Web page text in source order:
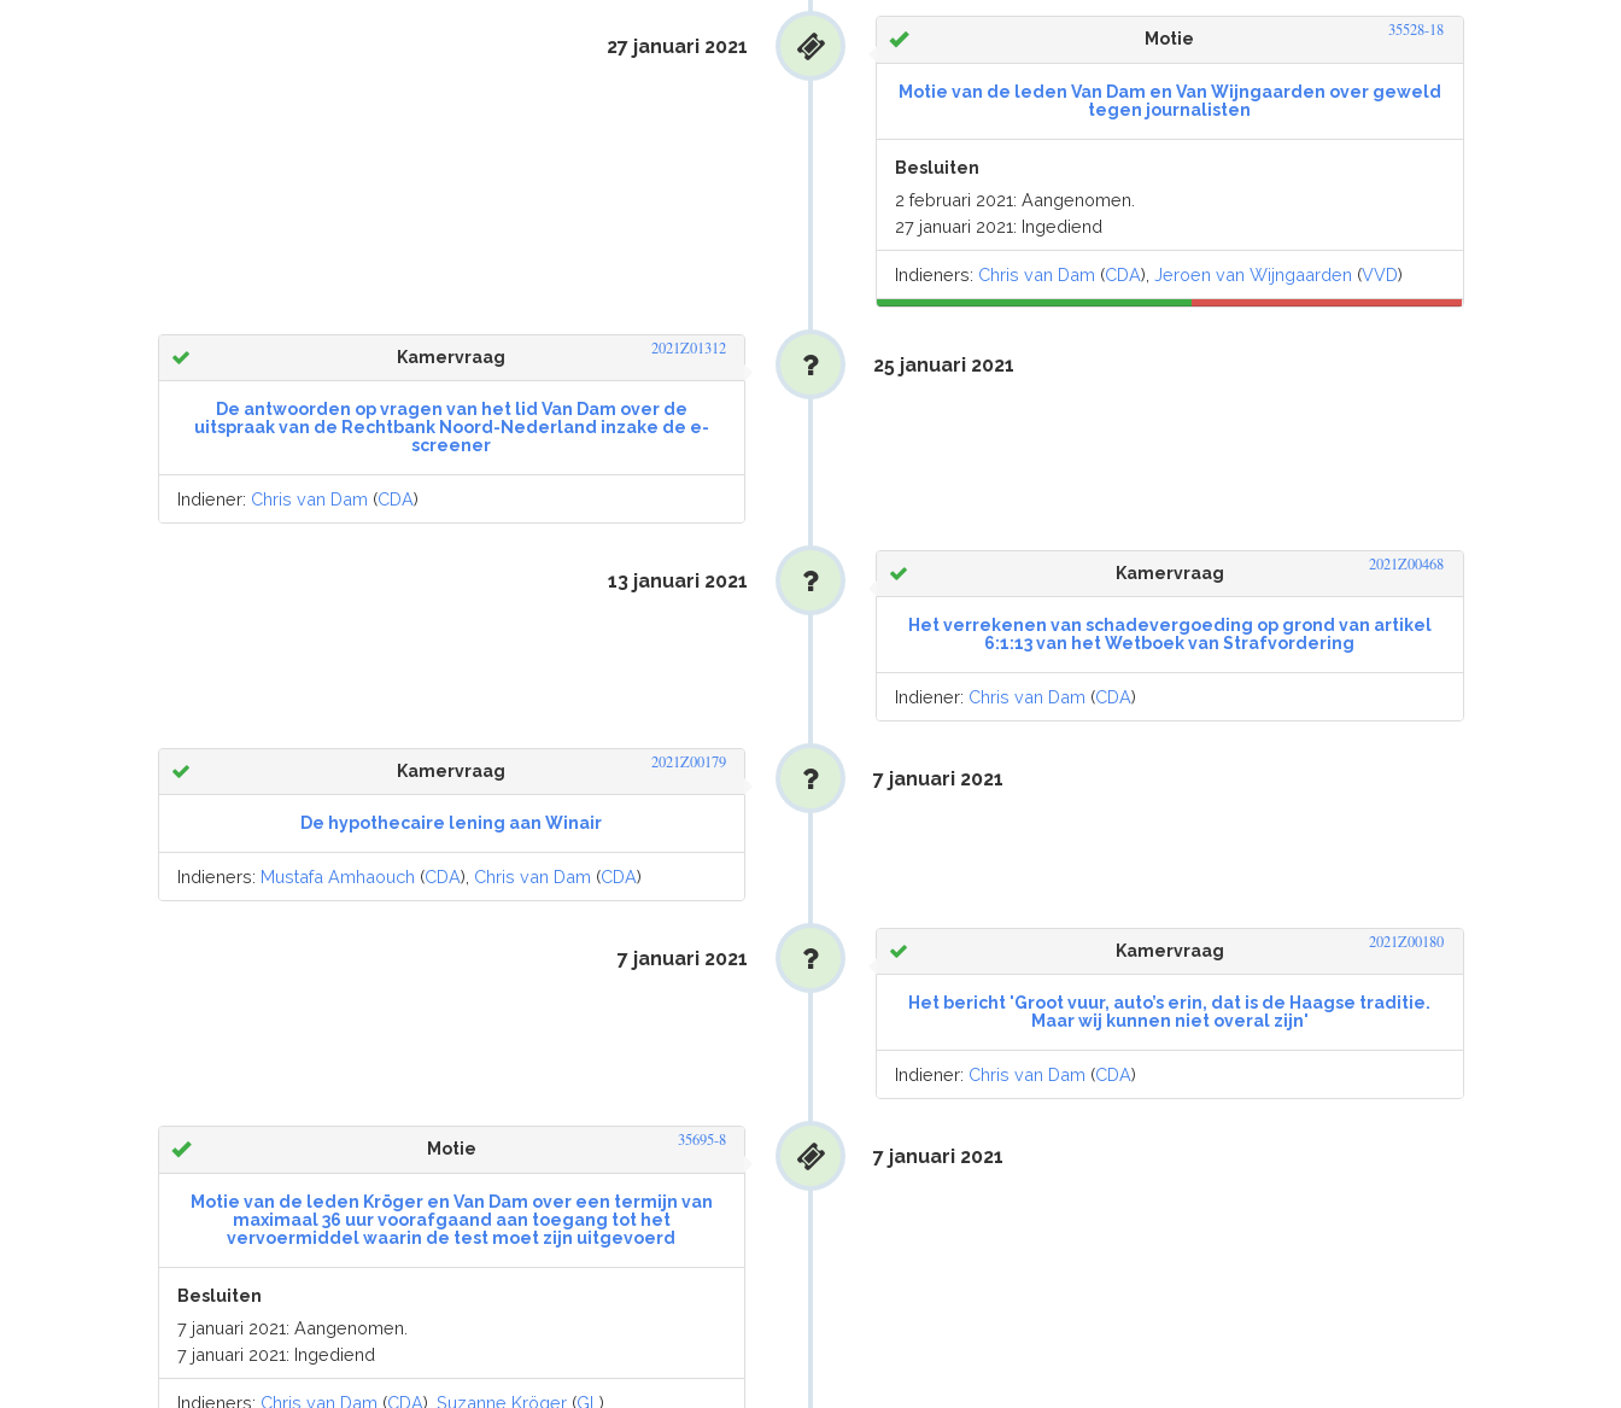
Motie 35528-18
Motie van de leden Van Dam en Van Wijngaarden over geweld
tegen journalisten
Besluiten
2 februari 2021: Aangenomen.
27 januari 2021: Ingediend
Indieners: Chris van Dam (CDA),Jeroen van Wijngaarden (VVD)
27 januari 2021
Kamervraag 2021Z01312
De antwoorden op vragen van het lid Van Dam over de
uitspraak van de Rechtbank Noord-Nederland inzake de e-
screener
Indiener: Chris van Dam (CDA)
25 januari 2021
Kamervraag 2021Z00468
Het verrekenen van schadevergoeding op grond van artikel
6:1:13 van het Wetboek van Strafvordering
Indiener: Chris van Dam (CDA)
13 januari 2021
Kamervraag 2021Z00179
De hypothecaire lening aan Winair
Indieners: Mustafa Amhaouch (CDA), Chris van Dam (CDA)
7 januari 2021
Kamervraag 2021Z00180
Het bericht 'Groot vuur, auto’s erin, dat is de Haagse traditie.
Maar wij kunnen niet overal zijn'
Indiener: Chris van Dam (CDA)
7 januari 2021
Motie 35695-8
Motie van de leden Kröger en Van Dam over een termijn van
maximaal 36 uur voorafgaand aan toegang tot het
vervoermiddel waarin de test moet zijn uitgevoerd
Besluiten
7 januari 2021: Aangenomen.
7 januari 2021: Ingediend
Indieners: Chris van Dam (CDA), Suzanne Kröger(GL )
7 januari 2021